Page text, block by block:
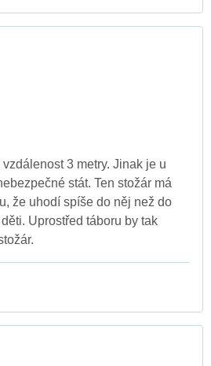
3 metry. Jinak je u
stát. Ten stožár má
že uhodí spíše do něj než do
Uprostřed táboru by tak